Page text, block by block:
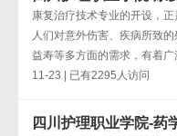
康复治疗技术专业的开设，
人们对意外伤害、疾病所致
益寿等多方面的需求，有着广
11-23 | 已有2295人访问
四川护理职业学院-药